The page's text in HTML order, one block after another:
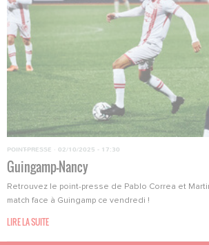
POINT-PRESSE · 02/10/2025 - 17:30
Guingamp-Nancy
Retrouvez le point-presse de Pablo Correa et
match face à Guingamp ce vendredi !
LIRE LA SUITE